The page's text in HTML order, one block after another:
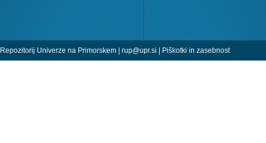
Repozitorij Univerze na Primorskem | rup@upr.si | Piškotki in zasebnost